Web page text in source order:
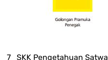
SKK Pengetahuan Satwa